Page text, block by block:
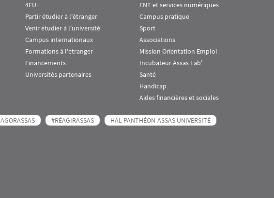
4EU+
Partir étudier à l'étranger
Venir étudier à l'université
Campus internationaux
Formations à l'étranger
Financements
Universités partenaires
ENT et services numériques
Campus pratique
Sport
Associations
Mission Orientation Emploi
Incubateur Assas Lab'
Santé
Handicap
Aides financières et sociales
AGORASSAS #RÉAGIRASSAS HAL PANTHÉON-ASSAS UNIVERSITÉ